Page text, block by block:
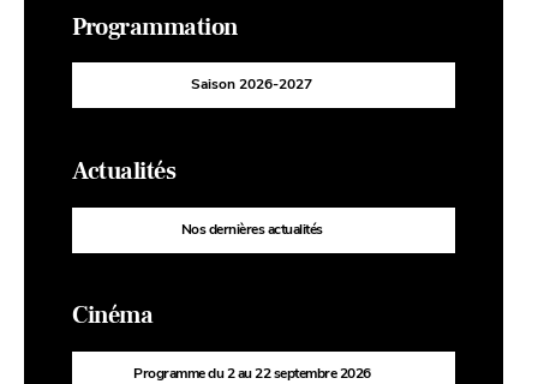
Programmation
Saison 2026-2027
Actualités
Nos dernières actualités
Cinéma
Programme du 2 au 22 septembre 2026